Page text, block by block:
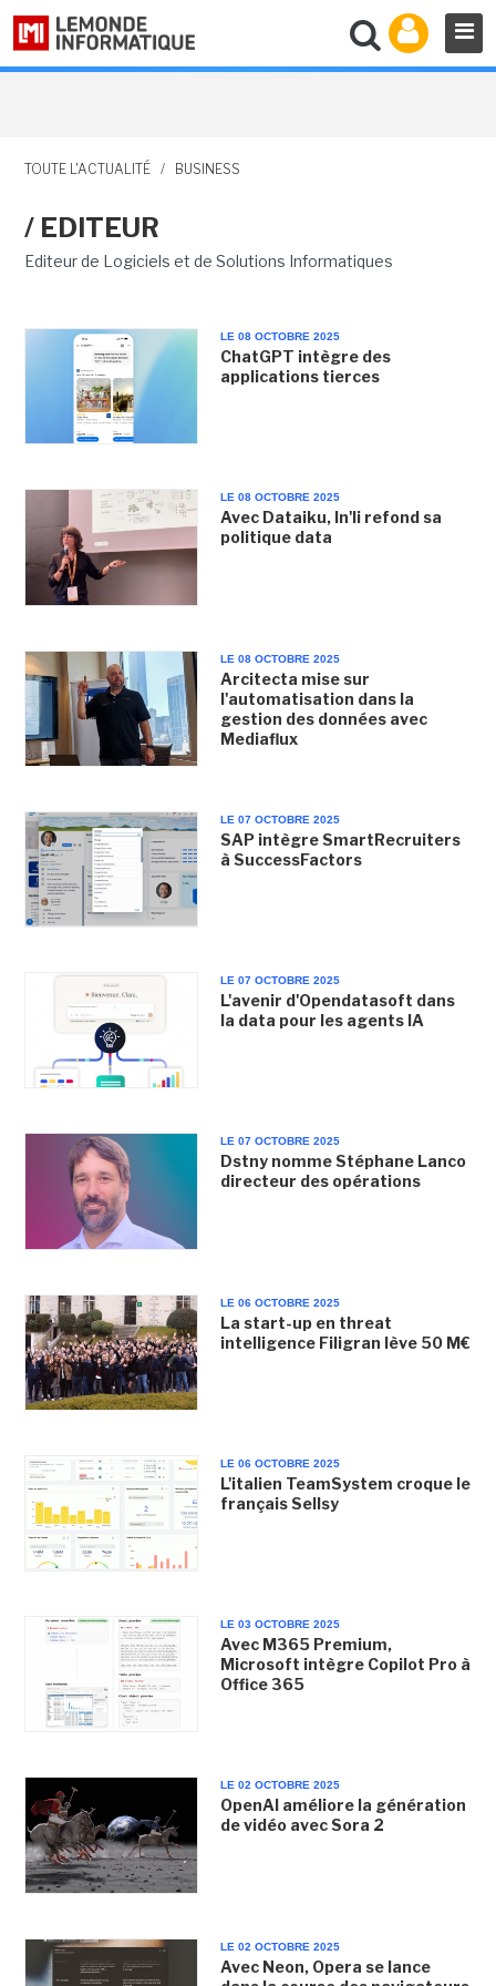
TOUTE L'ACTUALITÉ / BUSINESS
/ EDITEUR
Editeur de Logiciels et de Solutions Informatiques
LE 08 OCTOBRE 2025
ChatGPT intègre des
applications tierces
LE 08 OCTOBRE 2025
Avec Dataiku, In'li refond sa
politique data
LE 08 OCTOBRE 2025
Arcitecta mise sur
l'automatisation dans la
gestion des données avec
Mediaflux
LE 07 OCTOBRE 2025
SAP intègre SmartRecruiters
à SuccessFactors
LE 07 OCTOBRE 2025
L'avenir d'Opendatasoft dans
la data pour les agents IA
LE 07 OCTOBRE 2025
Dstny nomme Stéphane Lanco
directeur des opérations
LE 06 OCTOBRE 2025
La start-up en threat
intelligence Filigran lève 50 M€
LE 06 OCTOBRE 2025
L'italien TeamSystem croque le
français Sellsy
LE 03 OCTOBRE 2025
Avec M365 Premium,
Microsoft intègre Copilot Pro à
Office 365
LE 02 OCTOBRE 2025
OpenAI améliore la génération
de vidéo avec Sora 2
LE 02 OCTOBRE 2025
Avec Neon, Opera se lance